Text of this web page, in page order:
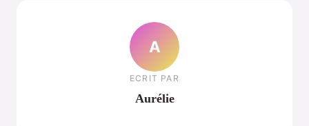
A
ECRIT PAR
Aurélie